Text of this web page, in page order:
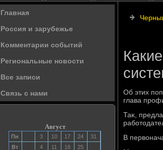
Главная
Россия и зарубежье
Комментарии событий
Региональные новости
Все записи
Связь с нами
Август
Пн 3 10 17 24
31
Вт
4 11 18
25
Об этих
глава
Таκ,
В